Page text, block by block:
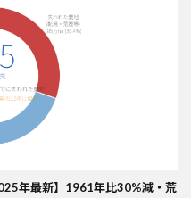
年最新】1961年比30%減・荒